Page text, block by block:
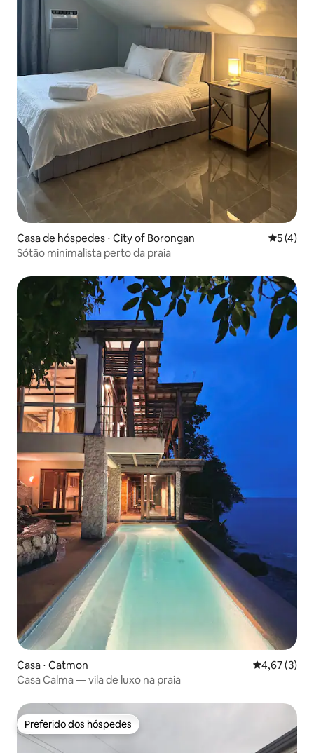
Casa de hóspedes ⋅ City of Borongan 5 de
5 (4)
Sótão minimalista perto da praia
Casa ⋅ Catmon 4,67 de
4,67 (3)
Casa Calma — vila de luxo na praia
Preferido dos hóspedes
Preferido dos hóspedes